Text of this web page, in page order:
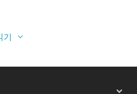
용접 등 다양한 용접 기술을 포
기